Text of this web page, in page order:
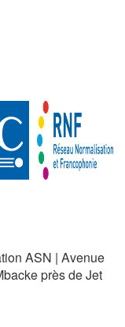
ASN | Avenue
près de Jet